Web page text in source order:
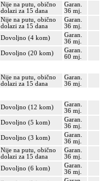
Nije na putu, obično
dolazi za 15 dana
Garan.
36 mj.
Nije na putu, obično
dolazi za 15 dana
Garan.
36 mj.
Dovoljno (4 kom)
Garan.
36 mj.
Dovoljno (20 kom)
Garan.
60 mj.
Nije na putu, obično
dolazi za 15 dana
Garan.
36 mj.
Dovoljno (12 kom)
Garan.
36 mj.
Dovoljno (5 kom)
Garan.
36 mj.
Dovoljno (3 kom)
Garan.
36 mj.
Nije na putu, obično
dolazi za 15 dana
Garan.
36 mj.
Dovoljno (6 kom)
Garan.
36 mj.